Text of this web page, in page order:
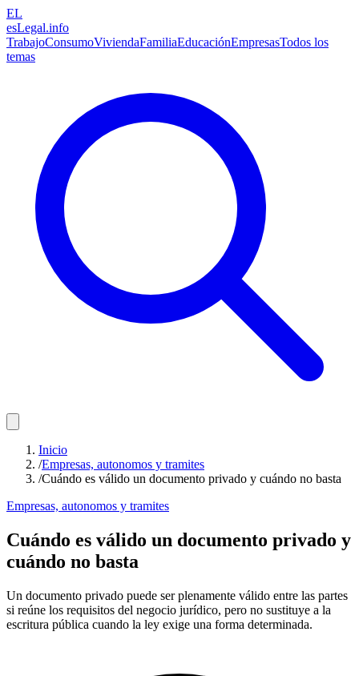
EL
esLegal.info
TrabajoConsumoViviendaFamiliaEducaciónEmpresasTodos los
temas
Inicio
/Empresas, autonomos y tramites
/Cuándo es válido un documento privado y cuándo no basta
Empresas, autonomos y tramites
Cuándo es válido un documento privado y
cuándo no basta
Un documento privado puede ser plenamente válido entre las partes
si reúne los requisitos del negocio jurídico, pero no sustituye a la
escritura pública cuando la ley exige una forma determinada.